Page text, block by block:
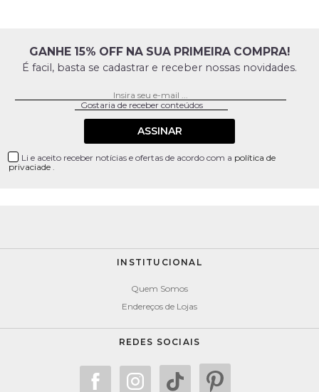
GANHE 15% OFF NA SUA PRIMEIRA COMPRA!
É facil, basta se cadastrar e receber nossas novidades.
ASSINAR
Li e aceito receber notícias e ofertas de acordo com a política de
privaciade
INSTITUCIONAL
Quem Somos
Endereços de Lojas
REDES SOCIAIS